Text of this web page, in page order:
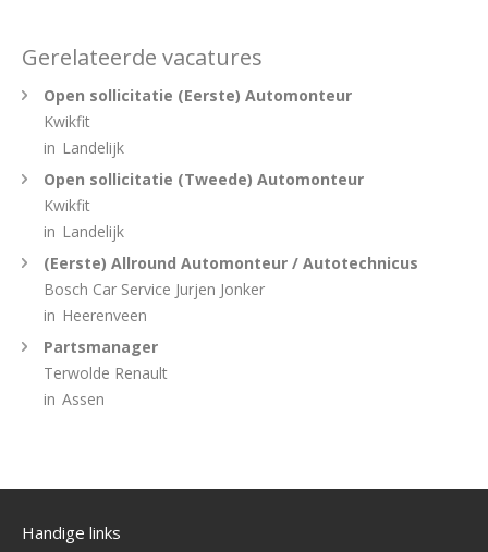
Gerelateerde vacatures
Open sollicitatie (Eerste) Automonteur
Kwikfit
in Landelijk
Open sollicitatie (Tweede) Automonteur
Kwikfit
in Landelijk
(Eerste) Allround Automonteur / Autotechnicus
Bosch Car Service Jurjen Jonker
in Heerenveen
Partsmanager
Terwolde Renault
in Assen
Handige links